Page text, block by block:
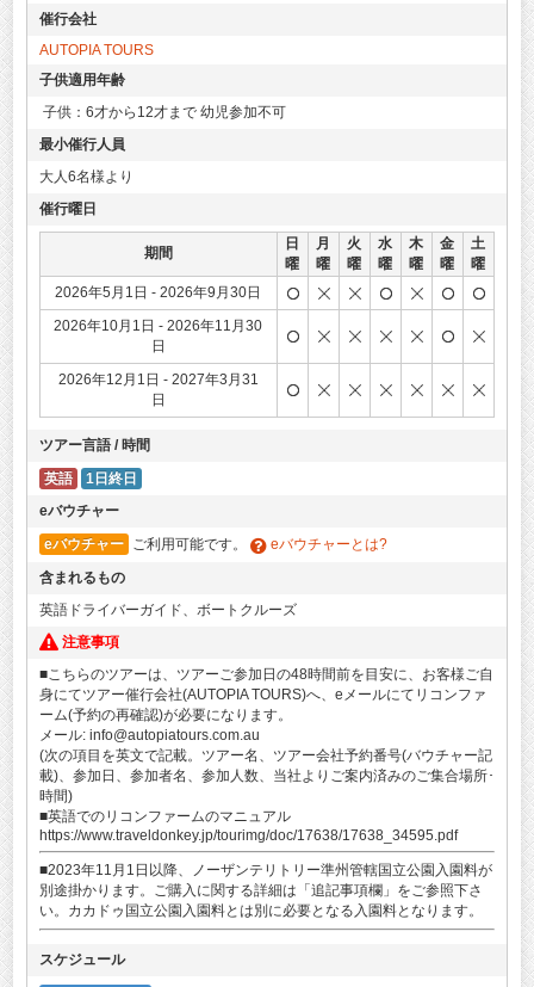
催行会社
AUTOPIA TOURS
子供適用年齢
子供：6才から12才まで 幼児参加不可
最小催行人員
大人6名様より
催行曜日
期間
日
曜
月
曜
火
曜
水
曜
木
曜
金
曜
土
曜
2026年5月1日 - 2026年9月30日
2026年10月1日 - 2026年11月30
日
2026年12月1日 - 2027年3月31
日
ツアー言語 / 時間
英語
1日終日
eバウチャー
eバウチャー ご利用可能です。
eバウチャーとは?
含まれるもの
英語ドライバーガイド、ボートクルーズ
注意事項
■こちらのツアーは、ツアーご参加日の48時間前を目安に、お客様ご自
身にてツアー催行会社(AUTOPIA TOURS)へ、eメールにてリコンファ
ーム(予約の再確認)が必要になります。
メール: info@autopiatours.com.au
(次の項目を英文で記載。ツアー名、ツアー会社予約番号(バウチャー記
載)、参加日、参加者名、参加人数、当社よりご案内済みのご集合場所･
時間)
■英語でのリコンファームのマニュアル
https://www.traveldonkey.jp/tourimg/doc/17638/17638_34595.pdf
■2023年11月1日以降、ノーザンテリトリー準州管轄国立公園入園料が
別途掛かります。ご購入に関する詳細は「追記事項欄」をご参照下さ
い。カカドゥ国立公園入園料とは別に必要となる入園料となります。
スケジュール